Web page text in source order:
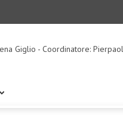
Giglio - Coordinatore: